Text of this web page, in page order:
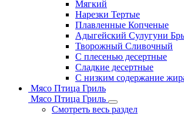
Мягкий
Нарезки Тертые
Плавленные Копченые
Адыгейский Сулугуни
Творожный Сливочный
С плесенью десертные
Сладкие десертные
С низким содержание
Мясо Птица Гриль
Мясо Птица Гриль
Смотреть весь раздел